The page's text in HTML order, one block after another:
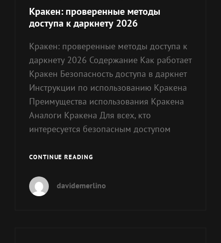
Links
Кракен: проверенные методы
доступа к даркнету 2026
Кракен: проверенные методы доступа к
даркнету 2026 Содержание Как работает
Кракен Безопасность доступа в даркнет
Инструкции по использованию Кракена
Преимущества использования Кракена
Аналоги Кракена Для всех, кто
интересуется безопасным доступом
CONTINUE READINGКРАКЕН:
ДОСТУПА
davidemerlino